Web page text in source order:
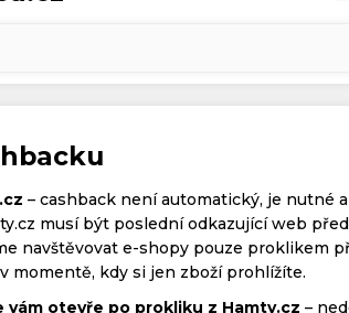
– cashback není automatický, je nutné
musí být poslední odkazující web
navštěvovat e-shopy pouze proklikem
momentě, kdy si jen zboží prohlížíte.
otevře po prokliku z Hamty.cz –